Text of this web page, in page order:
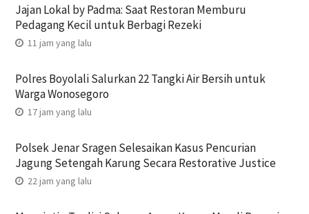
Jajan Lokal by Padma: Saat Restoran Memburu
Pedagang Kecil untuk Berbagi Rezeki
11 jam yang lalu
Polres Boyolali Salurkan 22 Tangki Air Bersih untuk
Warga Wonosegoro
17 jam yang lalu
Polsek Jenar Sragen Selesaikan Kasus Pencurian
Jagung Setengah Karung Secara Restorative Justice
22 jam yang lalu